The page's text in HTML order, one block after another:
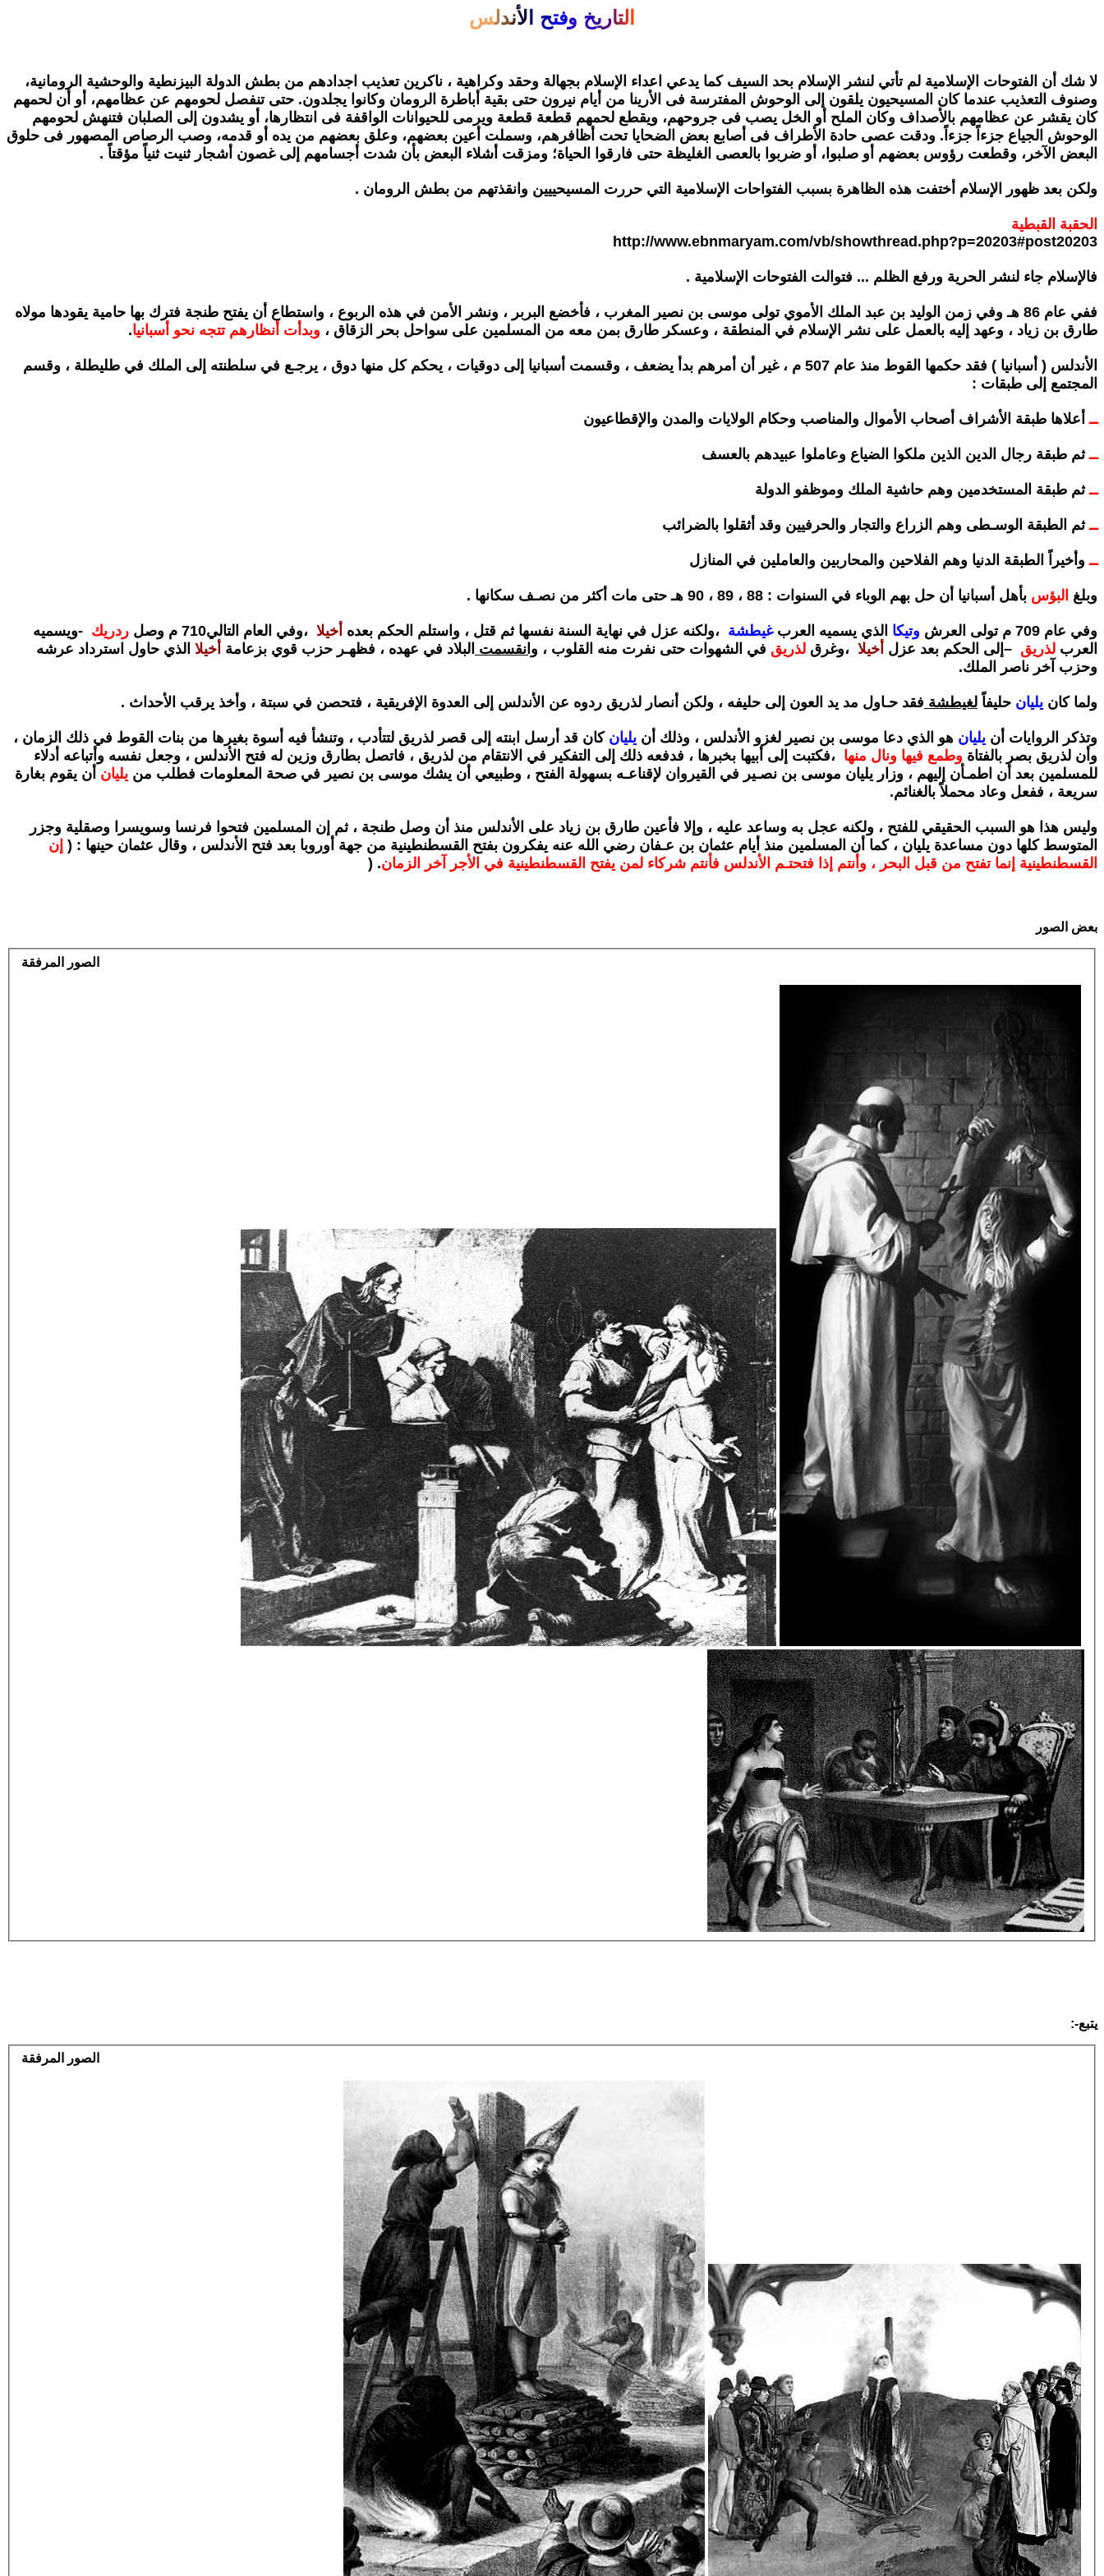
لتار يخ وفتح لندلس
لا شك أن الفتوحات الإسلامية لم تأتي لنشر الإسلام بحد السيف كما يدعي اعداء الإسلام بجهالة وحقد وكراهية ، ناكرين تعذيب اجدادهم من بطش الدولة البيزنطية والوحشية الرومانية،
وصنوف التعذيب عندما كان المسيحيون يلقون إلى الوحوش المفترسة فى الأرينا من أيام نيرون حتى بقية أباطرة الرومان وكانوا يجلدون. حتى تنفصل لحومهم عن عظامهم، أو أن لحمهم
كان يقشر عن عظامهم بالأصداف وكان الملح أو الخل يصب فى جروحهم، ويقطع لحمهم قطعة قطعة ويرمى للحيوانات الواقفة فى انتظارها، أو يشدون إلى الصلبان فتنهش لحومهم
الوحوش الجياع جزءاً جزءاً. ودقت عصى حادة الأطراف فى أصابع بعض الضحايا تحت أظافرهم، وسملت أعين بعضهم، وعلق بعضهم من يده أو قدمه، وصب الرصاص المصهور فى حلوق
البعض الآخر، وقطعت رؤوس بعضهم أو صلبوا، أو ضربوا بالعصى الغليظة حتى فارقوا الحياة؛ ومزقت أشلاء البعض بأن شدت أجسامهم إلى غصون أشجار ثنيت ثنياً مؤقتاً .
ولكن بعد ظهور الإسلام أختفت هذه الظاهرة بسبب الفتواحات الإسلامية التي حررت المسيحييين وانقذتهم من بطش الرومان .
الحقبة القبطية
http://www.ebnmaryam.com/vb/showthread.php?p=20203#post20203
فالإسلام جاء لنشر الحرية ورفع الظلم ... فتوالت الفتوحات الإسلامية .
ففي عام 86 هـ وفي زمن الوليد بن عبد الملك الأموي تولى موسى بن نصير المغرب ، فأخضع البربر ، ونشر الأمن في هذه الربوع ، واستطاع أن يفتح طنجة فترك بها حامية يقودها مولاه
طارق بن زياد ، وعهد إليه بالعمل على نشر الإسلام في المنطقة ، وعسكر طارق بمن معه من المسلمين على سواحل بحر الزقاق ، وبدأت أنظارهم تتجه نحو أسبانيا.
الأندلس ( أسبانيا ) فقد حكمها القوط منذ عام 507 م ، غير أن أمرهم بدأ يضعف ، وقسمت أسبانيا إلى دوقيات ، يحكم كل منها دوق ، يرجـع في سلطنته إلى الملك في طليطلة ، وقسم
المجتمع إلى طبقات :
ــ أعلاها طبقة الأشراف أصحاب الأموال والمناصب وحكام الولايات والمدن والإقطاعيون
ــ ثم طبقة رجال الدين الذين ملكوا الضياع وعاملوا عبيدهم بالعسف
ــ ثم طبقة المستخدمين وهم حاشية الملك وموظفو الدولة
ــ ثم الطبقة الوسـطى وهم الزراع والتجار والحرفيين وقد أثقلوا بالضرائب
ــ وأخيراً الطبقة الدنيا وهم الفلاحين والمحاربين والعاملين في المنازل
وبلغ البؤس بأهل أسبانيا أن حل بهم الوباء في السنوات : 88 ، 89 ، 90 هـ حتى مات أكثر من نصـف سكانها .
وفي عام 709 م تولى العرش وتيكا الذي يسميه العرب غيطشة ،ولكنه عزل في نهاية السنة نفسها ثم قتل ، واستلم الحكم بعده أخيلا ،وفي العام التالي710 م وصل ردريك -ويسميه
العرب لذريق – إلى الحكم بعد عزل أخيلا ،وغرق لذريق في الشهوات حتى نفرت منه القلوب ، وانقسمت البلاد في عهده ، فظهـر حزب قوي بزعامة أخيلا الذي حاول استرداد عرشه
وحزب آخر ناصر الملك.
ولما كان يليان حليفاً لغيطشة فقد حـاول مد يد العون إلى حليفه ، ولكن أنصار لذريق ردوه عن الأندلس إلى العدوة الإفريقية ، فتحصن في سبتة ، وأخذ يرقب الأحداث .
وتذكر الروايات أن يليان هو الذي دعا موسى بن نصير لغزو الأندلس ، وذلك أن يليان كان قد أرسل ابنته إلى قصر لذريق لتتأدب ، وتنشأ فيه أسوة بغيرها من بنات القوط في ذلك الزمان ،
وأن لذريق بصر بالفتاة وطمع فيها ونال منها ،فكتبت إلى أبيها بخبرها ، فدفعه ذلك إلى التفكير في الانتقام من لذريق ، فاتصل بطارق وزين له فتح الأندلس ، وجعل نفسه وأتباعه أدلاء
للمسلمين بعد أن اطمـأن إليهم ، وزار يليان موسى بن نصـير في القيروان لإقناعـه بسهولة الفتح ، وطبيعي أن يشك موسى بن نصير في صحة المعلومات فطلب من يليان أن يقوم بغارة
سريعة ، ففعل وعاد محملاً بالغنائم.
وليس هذا هو السبب الحقيقي للفتح ، ولكنه عجل به وساعد عليه ، وإلا فأعين طارق بن زياد على الأندلس منذ أن وصل طنجة ، ثم إن المسلمين فتحوا فرنسا وسويسرا
وصقلية وجزر
المتوسط كلها دون مساعدة يليان ، كما أن المسلمين منذ أيام عثمان بن عـفان رضي الله عنه يفكرون بفتح القسطنطينية من جهة أوروبا بعد فتح الأندلس ، وقال عثمان حينها : ( إن
القسطنطينية إنما تفتح من قبل البحر ، وأنتم إذا فتحتـم الأندلس فأنتم شركاء لمن يفتح القسطنطينية في الأجر آخر الزمان) .
بعض الصور
الصور المرفقة
يتبع:-
الصور المرفقة